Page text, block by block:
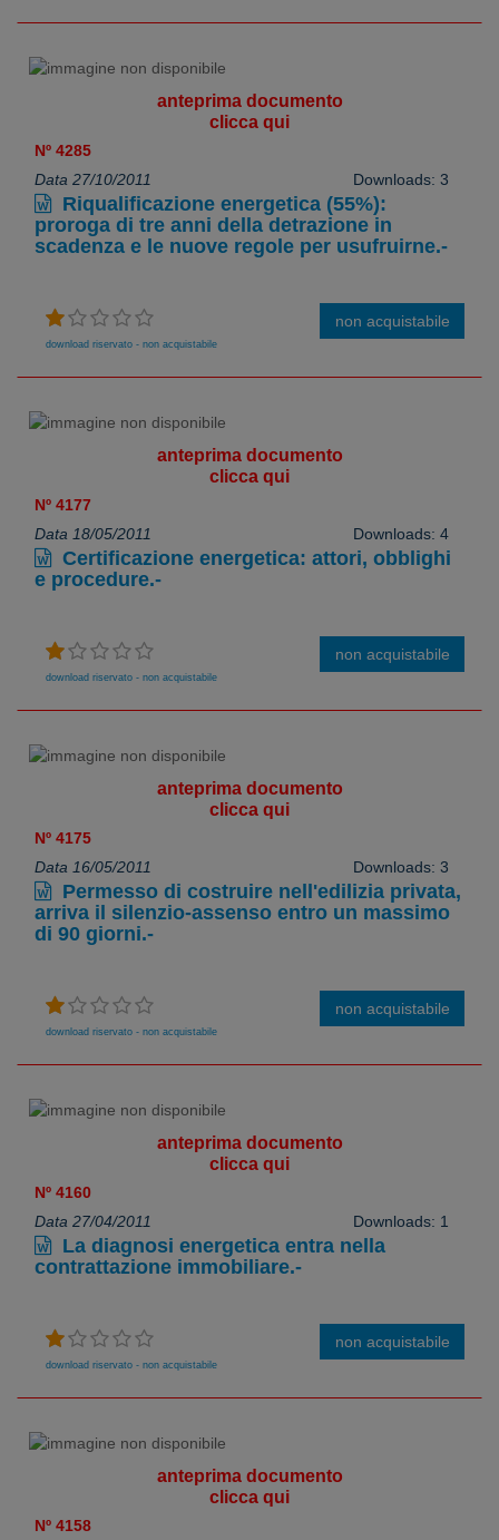
anteprima documento
clicca qui
Nº 4285
Data 27/10/2011
Downloads: 3
Riqualificazione energetica (55%):
proroga di tre anni della detrazione in
scadenza e le nuove regole per usufruirne.-
download riservato - non acquistabile
non acquistabile
anteprima documento
clicca qui
Nº 4177
Data 18/05/2011
Downloads: 4
Certificazione energetica: attori, obblighi
e procedure.-
download riservato - non acquistabile
non acquistabile
anteprima documento
clicca qui
Nº 4175
Data 16/05/2011
Downloads: 3
Permesso di costruire nell'edilizia privata,
arriva il silenzio-assenso entro un massimo
di 90 giorni.-
download riservato - non acquistabile
non acquistabile
anteprima documento
clicca qui
Nº 4160
Data 27/04/2011
Downloads: 1
La diagnosi energetica entra nella
contrattazione immobiliare.-
download riservato - non acquistabile
non acquistabile
anteprima documento
clicca qui
Nº 4158